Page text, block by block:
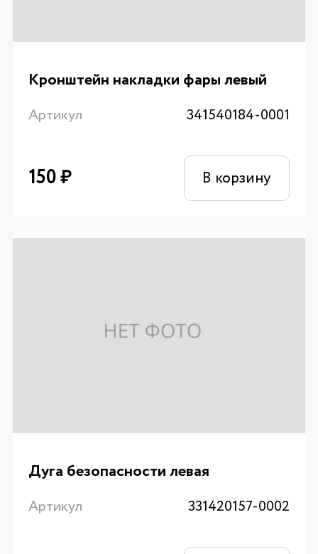
Кронштейн накладки фары левый
Артикул 341540184-0001
150₽ В корзину
Дуга безопасности левая
Артикул 331420157-0002